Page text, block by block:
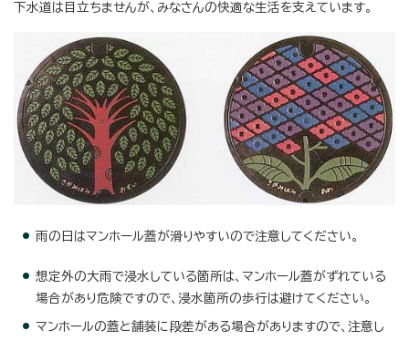
下水道は目立ちませんが、みなさんの快適な生活を支えています。
雨の日はマンホール蓋が滑りやすいので注意してください。
想定外の大雨で浸水している箇所は、マンホール蓋がずれている
場合があり危険ですので、浸水箇所の歩行は避けてください。
マンホールの蓋と舗装に段差がある場合がありますので、注意し